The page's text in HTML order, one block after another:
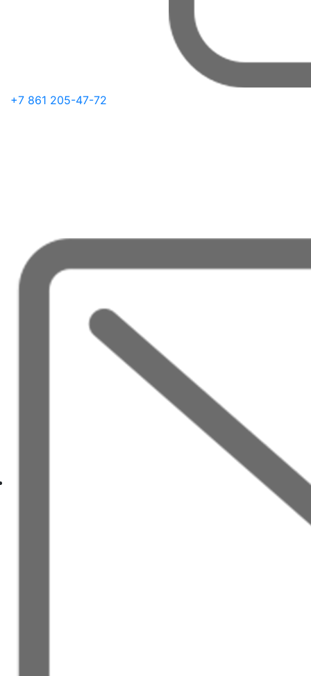
+7 861 205-47-72